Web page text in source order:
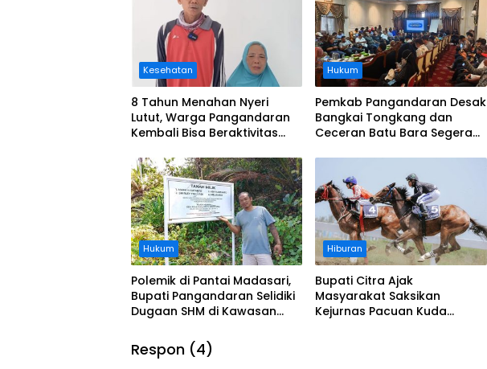
Kesehatan
8 Tahun Menahan Nyeri
Lutut, Warga Pangandaran
Kembali Bisa Beraktivitas
Ditanggung BPJS
Hukum
Pemkab Pangandaran Desak
Bangkai Tongkang dan
Ceceran Batu Bara Segera
Koordinasi Perusahaan
Hukum
Polemik di Pantai Madasari,
Bupati Pangandaran Selidiki
Dugaan SHM di Kawasan
Hiburan
Bupati Citra Ajak
Masyarakat Saksikan
Kejurnas Pacuan Kuda
Respon (4)